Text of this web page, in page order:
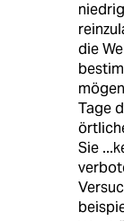
die
Tage
Sie